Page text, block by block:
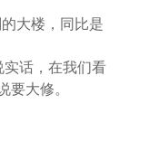
大楼，同比是
话，在我们看
要大修。